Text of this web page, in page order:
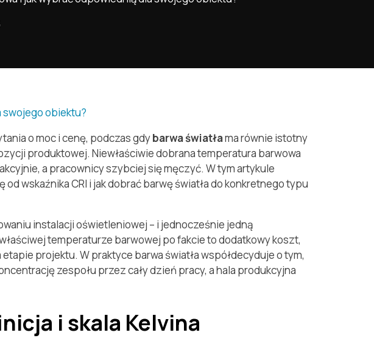
o moc i cenę, podczas gdybarwa światłama równie istotny
produktowej. Niewłaściwie dobrana temperatura barwowa
a pracownicy szybciej się męczyć. W tym artykule
wskaźnika CRI i jak dobrać barwę światła do konkretnego typu
instalacji oświetleniowej – i jednocześnie jedną
temperaturze barwowej po fakcie to dodatkowy koszt,
projektu. W praktyce barwa światła współdecyduje o tym,
zespołu przez cały dzień pracy, a hala produkcyjna
i skala Kelvina